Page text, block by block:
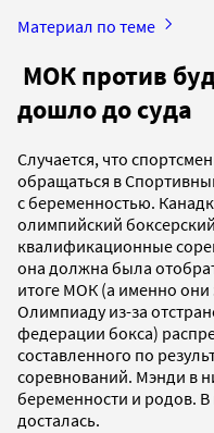
Материал по теме
МОК против
дошло до суда
Случается, что
обращаться в
с беременностью.
олимпийский
квалификационные
она должна была
итоге МОК (а именно
Олимпиаду из-за
федерации бокса)
составленного по
соревнований. Мэнди в
беременности и родов. В
досталась.